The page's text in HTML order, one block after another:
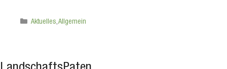
Kategorien
Aktuelles,Allgemein